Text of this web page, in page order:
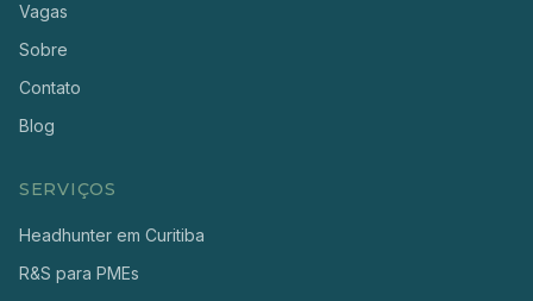
Vagas
Sobre
Contato
Blog
SERVIÇOS
Headhunter em Curitiba
R&S para PMEs